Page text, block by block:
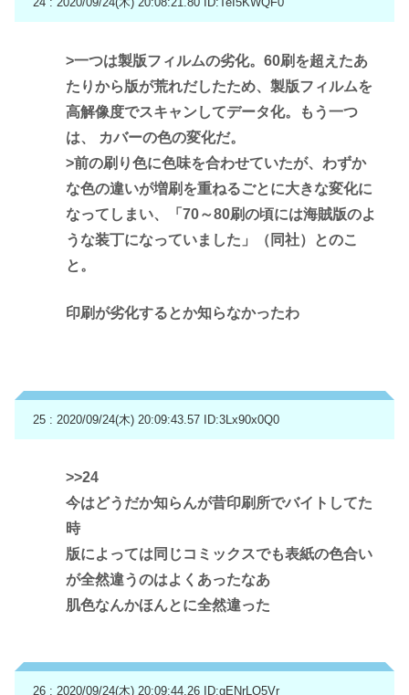
>一つは製版フィルムの劣化。60刷を超えたあ
たりから版が荒れだしたため、製版フィルムを
高解像度でスキャンしてデータ化。もう一つ
は、 カバーの色の変化だ。
>前の刷り色に色味を合わせていたが、わずか
な色の違いが増刷を重ねるごとに大きな変化に
なってしまい、「70～80刷の頃には海賊版のよ
うな装丁になっていました」（同社）とのこ
と。
印刷が劣化するとか知らなかったわ
25 : 2020/09/24(木) 20:09:43.57 ID:3Lx90x0Q0
>>24
今はどうだか知らんが昔印刷所でバイトしてた
時
版によっては同じコミックスでも表紙の色合い
が全然違うのはよくあったなあ
肌色なんかほんとに全然違った
26 : 2020/09/24(木) 20:09:44.26 ID:gENrLQ5Vr